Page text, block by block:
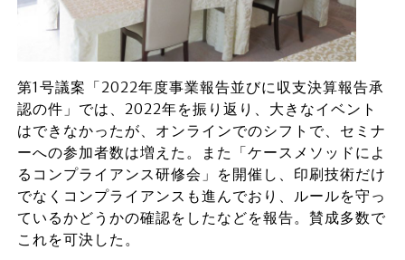
第1号議案「2022年度事業報告並びに収支決算報告承
認の件」では、2022年を振り返り、大きなイベント
はできなかったが、オンラインでのシフトで、セミナ
ーへの参加者数は増えた。また「ケースメソッドによ
るコンプライアンス研修会」を開催し、印刷技術だけ
でなくコンプライアンスも進んでおり、ルールを守っ
ているかどうかの確認をしたなどを報告。賛成多数で
これを可決した。